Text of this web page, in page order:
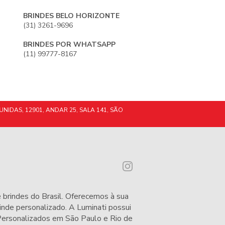
BRINDES BELO HORIZONTE
(31) 3261-9696
BRINDES POR WHATSAPP
(11) 99777-8167
12901, ANDAR 25, SALA 141, SÃO
do Brasil. Oferecemos à sua
personalizado. A Luminati possui
em São Paulo e Rio de